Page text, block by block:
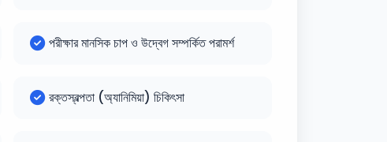
পরীক্ষার মানসিক চাপ ও উদ্বেগ সম্পর্কিত পরামর্শ
রক্তস্বল্পতা (অ্যানিমিয়া) চিকিৎসা